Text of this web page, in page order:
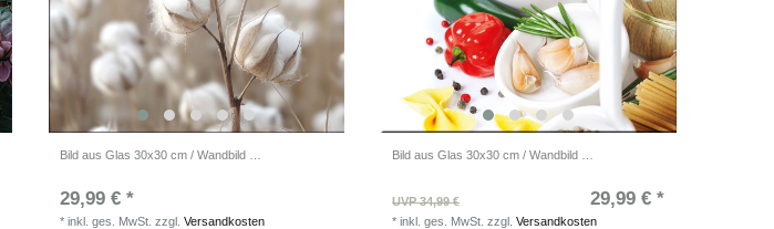
29,99 € *
*inkl. ges. MwSt. zzgl.Versandkosten
UVP 34,99 € 29,99 € *
*inkl. ges. MwSt. zzgl.Versandkosten